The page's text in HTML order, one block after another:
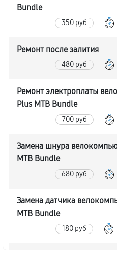
Bundle
350 руб
Ремонт после залития
480 руб
Ремонт электроплаты
Plus MTB Bundle
700 руб
Замена шнура
MTB Bundle
680 руб
Замена датчика
MTB Bundle
180 руб